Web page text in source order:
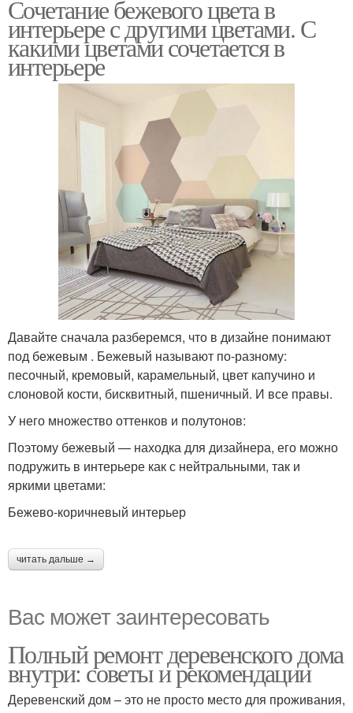
Сочетание бежевого цвета в
интерьере с другими цветами. С
какими цветами сочетается в
интерьере
Давайте сначала разберемся, что в дизайне понимают
под бежевым . Бежевый называют по-разному:
песочный, кремовый, карамельный, цвет капучино и
слоновой кости, бисквитный, пшеничный. И все правы.
У него множество оттенков и полутонов:
Поэтому бежевый — находка для дизайнера, его можно
подружить в интерьере как с нейтральными, так и
яркими цветами:
Бежево-коричневый интерьер
читать дальше →
Вас может заинтересовать
Полный ремонт деревенского дома
внутри: советы и рекомендации
Деревенский дом – это не просто место для проживания,